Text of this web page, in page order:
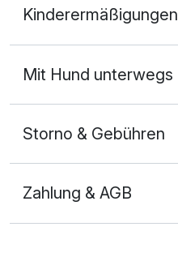
1 Erwachsenen und 2 Kinder
Kinderermäßigungen
Mit Hund unterwegs
Storno & Gebühren
Zahlung & AGB